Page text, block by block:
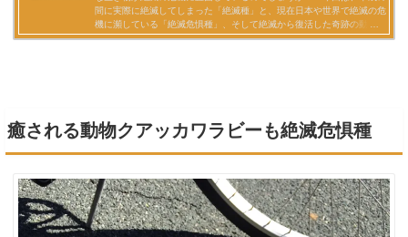
癒される動物クアッカワラビーも絶滅危惧種